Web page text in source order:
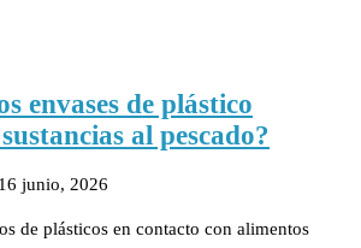
envases de plástico
al pescado?
16 junio, 2026
de plásticos en contacto con alimentos